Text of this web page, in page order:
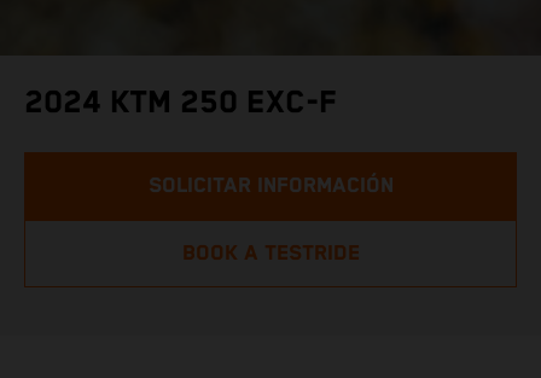
2024 KTM 250 EXC-F
SOLICITAR INFORMACIÓN
BOOK A TESTRIDE